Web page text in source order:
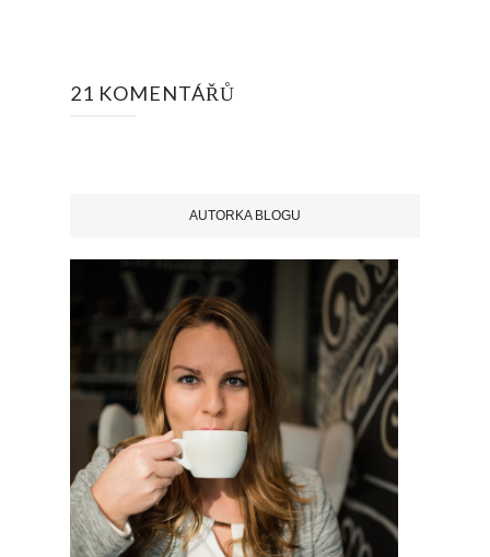
21 KOMENTÁŘŮ
AUTORKA BLOGU